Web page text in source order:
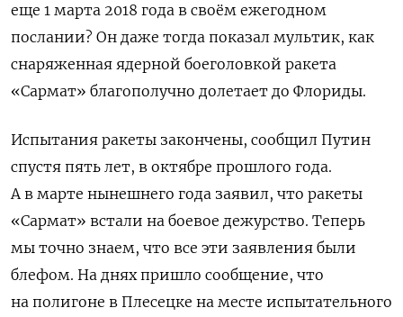
еще 1 марта 2018 года в своём ежегодном
послании? Он даже тогда показал мультик, как
снаряженная ядерной боеголовкой ракета
«Сармат» благополучно долетает до Флориды.
Испытания ракеты закончены, сообщил Путин
спустя пять лет, в октябре прошлого года.
А в марте нынешнего года заявил, что ракеты
«Сармат» встали на боевое дежурство. Теперь
мы точно знаем, что все эти заявления были
блефом. На днях пришло сообщение, что
на полигоне в Плесецке на месте испытательного